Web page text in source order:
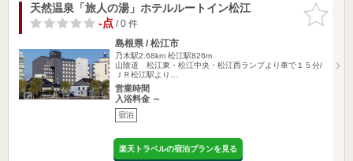
お気に入
りに追加
天然温泉「旅人の湯」ホテルルートイン松江
-点/ 0 件
島根県 / 松江市
乃木駅2.68km 松江駅826m
山陰道 松江東・松江中央・松江西ランプより車で１５分/
ＪＲ松江駅より…
営業時間
入浴料金 ～
宿泊
楽天トラベルの宿泊プランを見る